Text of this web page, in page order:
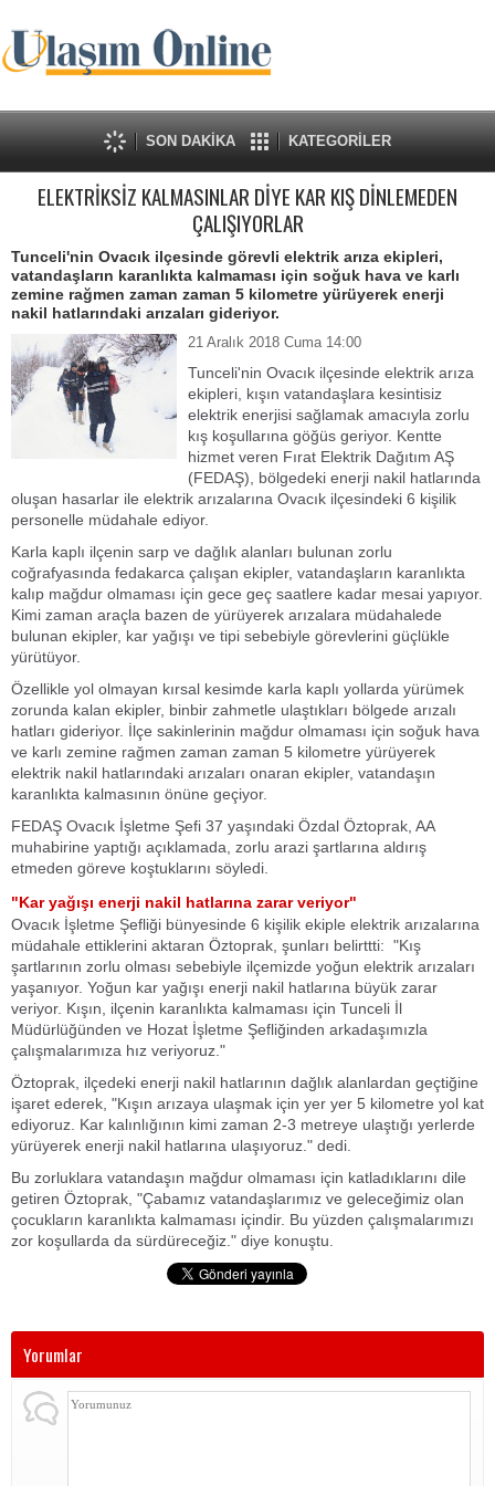
SON DAKİKA KATEGORİLER
ELEKTRİKSİZ KALMASINLAR DİYE KAR KIŞ DİNLEMEDEN
ÇALIŞIYORLAR
Tunceli'nin Ovacık ilçesinde görevli elektrik arıza ekipleri,
vatandaşların karanlıkta kalmaması için soğuk hava ve karlı
zemine rağmen zaman zaman 5 kilometre yürüyerek enerji
nakil hatlarındaki arızaları gideriyor.
21 Aralık 2018 Cuma 14:00
Tunceli'nin Ovacık ilçesinde elektrik arıza
ekipleri, kışın vatandaşlara kesintisiz
elektrik enerjisi sağlamak amacıyla zorlu
kış koşullarına göğüs geriyor. Kentte
hizmet veren Fırat Elektrik Dağıtım AŞ
(FEDAŞ), bölgedeki enerji nakil hatlarında
oluşan hasarlar ile elektrik arızalarına Ovacık ilçesindeki 6 kişilik
personelle müdahale ediyor.
Karla kaplı ilçenin sarp ve dağlık alanları bulunan zorlu
coğrafyasında fedakarca çalışan ekipler, vatandaşların karanlıkta
kalıp mağdur olmaması için gece geç saatlere kadar mesai yapıyor.
Kimi zaman araçla bazen de yürüyerek arızalara müdahalede
bulunan ekipler, kar yağışı ve tipi sebebiyle görevlerini güçlükle
yürütüyor.
Özellikle yol olmayan kırsal kesimde karla kaplı yollarda yürümek
zorunda kalan ekipler, binbir zahmetle ulaştıkları bölgede arızalı
hatları gideriyor. İlçe sakinlerinin mağdur olmaması için soğuk hava
ve karlı zemine rağmen zaman zaman 5 kilometre yürüyerek
elektrik nakil hatlarındaki arızaları onaran ekipler, vatandaşın
karanlıkta kalmasının önüne geçiyor.
FEDAŞ Ovacık İşletme Şefi 37 yaşındaki Özdal Öztoprak, AA
muhabirine yaptığı açıklamada, zorlu arazi şartlarına aldırış
etmeden göreve koştuklarını söyledi.
"Kar yağışı enerji nakil hatlarına zarar veriyor"
Ovacık İşletme Şefliği bünyesinde 6 kişilik ekiple elektrik arızalarına
müdahale ettiklerini aktaran Öztoprak, şunları belirttti: "Kış
şartlarının zorlu olması sebebiyle ilçemizde yoğun elektrik arızaları
yaşanıyor. Yoğun kar yağışı enerji nakil hatlarına büyük zarar
veriyor. Kışın, ilçenin karanlıkta kalmaması için Tunceli İl
Müdürlüğünden ve Hozat İşletme Şefliğinden arkadaşımızla
çalışmalarımıza hız veriyoruz."
Öztoprak, ilçedeki enerji nakil hatlarının dağlık alanlardan geçtiğine
işaret ederek, "Kışın arızaya ulaşmak için yer yer 5 kilometre yol kat
ediyoruz. Kar kalınlığının kimi zaman 2-3 metreye ulaştığı yerlerde
yürüyerek enerji nakil hatlarına ulaşıyoruz." dedi.
Bu zorluklara vatandaşın mağdur olmaması için katladıklarını dile
getiren Öztoprak, "Çabamız vatandaşlarımız ve geleceğimiz olan
çocukların karanlıkta kalmaması içindir. Bu yüzden çalışmalarımızı
zor koşullarda da sürdüreceğiz." diye konuştu.
Yorumlar